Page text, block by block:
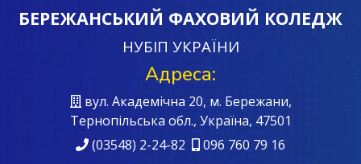
БЕРЕЖАНСЬКИЙ ФАХОВИЙ КОЛЕДЖ
НУБІП УКРАЇНИ
Адреса:
вул. Академічна 20, м. Бережани,
Тернопільська обл., Україна, 47501
(03548) 2-24-82
096 760 79 16